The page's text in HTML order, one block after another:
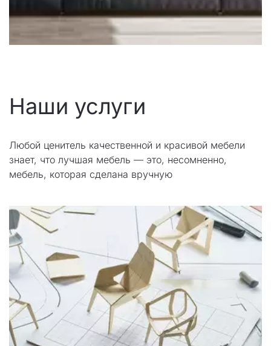
Наши услуги
Любой ценитель качественной и красивой мебели
знает, что лучшая мебель — это, несомненно,
мебель, которая сделана вручную